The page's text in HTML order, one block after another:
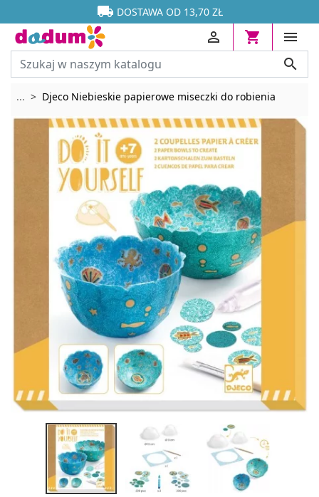

 DOSTAWA OD 13,70 ZŁ






... Rozwiń breadcrumbs
Djeco Niebieskie papierowe miseczki do robienia